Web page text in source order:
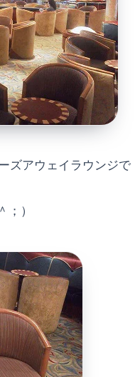
ズアウェイラウンジで
）